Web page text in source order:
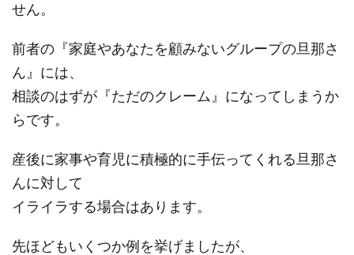
せん。
前者の『家庭やあなたを顧みないグループの旦那さ
ん』には、
相談のはずが『ただのクレーム』になってしまうか
らです。
産後に家事や育児に積極的に手伝ってくれる旦那さ
んに対して
イライラする場合はあります。
先ほどもいくつか例を挙げましたが、